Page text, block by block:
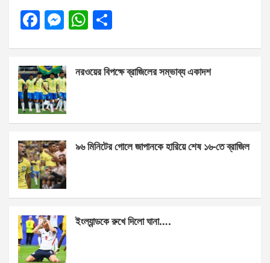
F
b
o
o
k
M
n
g
er
W
s
p
e
নরওয়ের বিপক্ষে ব্রাজিলের সম্ভাব্য একাদশ
৯৬ মিনিটের গোলে জাপানকে হারিয়ে শেষ ১৬-তে ব্রাজিল
ইংল্যান্ডকে রুখে দিলো ঘানা….